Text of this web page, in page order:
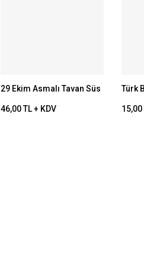
29 Ekim Asmalı Tavan Süs
46,00 TL + KDV
Türk
15,00